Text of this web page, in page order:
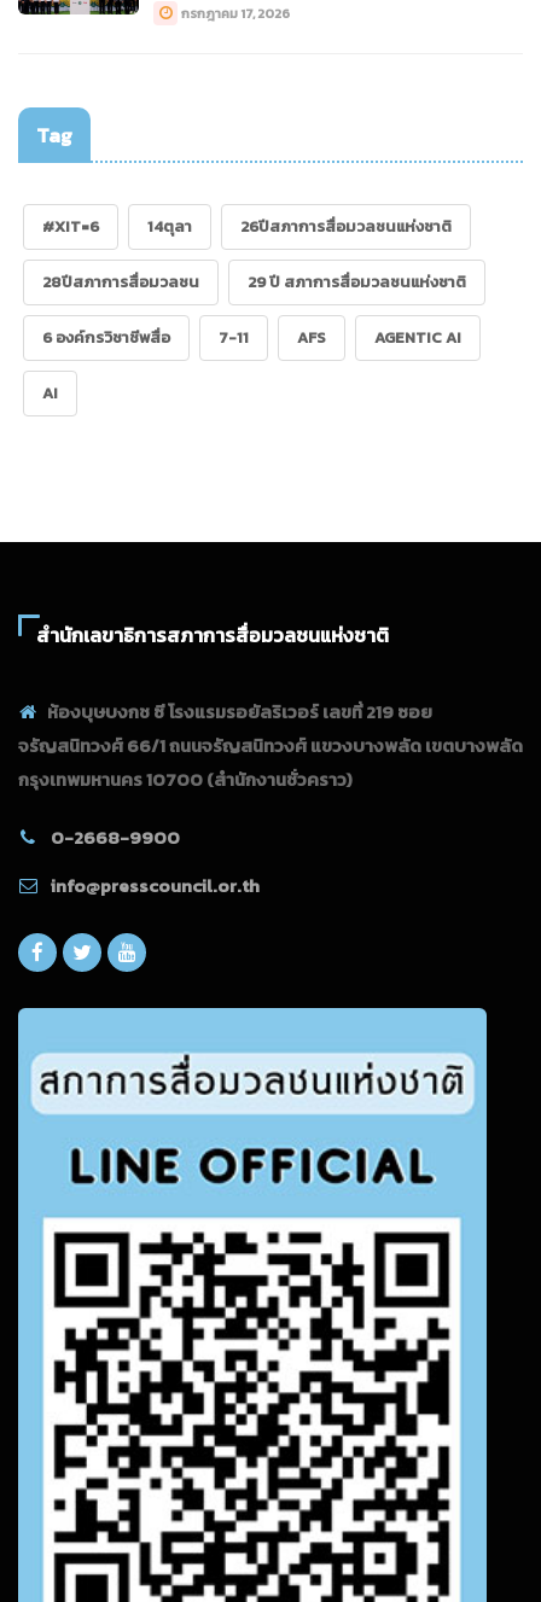
กรกฎาคม 17, 2026
Tag
#XIT=6 14ตุลา 26ปีสภาการสื่อมวลชนแห่งชาติ
28ปีสภาการสื่อมวลชน 29 ปี สภาการสื่อมวลชนแห่งชาติ
6 องค์กรวิชาชีพสื่อ 7-11 AFS AGENTIC AI
AI
สำนักเลขาธิการสภาการสื่อมวลชนแห่งชาติ
ห้องบุษบงกช ซี โรงแรมรอยัลริเวอร์ เลขที่ 219 ซอย
จรัญสนิทวงศ์ 66/1 ถนนจรัญสนิทวงศ์ แขวงบางพลัด เขตบางพลัด
กรุงเทพมหานคร 10700(สำนักงานชั่วคราว)
0-2668-9900
info@presscouncil.or.th